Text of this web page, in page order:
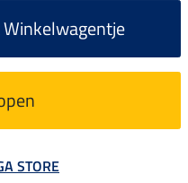
STORE